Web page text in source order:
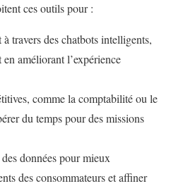
ces outils pour :
travers des chatbots intelligents,
améliorant l’expérience
comme la comptabilité ou le
du temps pour des missions
données pour mieux
des consommateurs et affiner